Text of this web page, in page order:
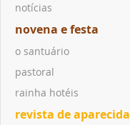
notícias
novena e festa
o santuário
pastoral
rainha hotéis
revista de aparecida